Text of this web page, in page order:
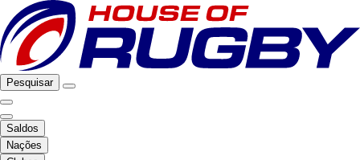
Pesquisar
Saldos
Nações